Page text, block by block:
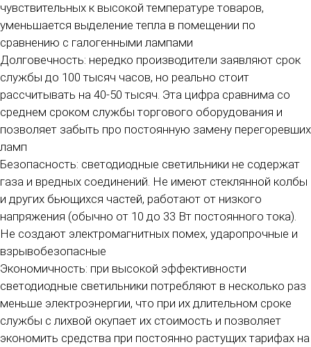
чувствительных к высокой температуре товаров,
уменьшается выделение тепла в помещении по
сравнению с галогенными лампами
Долговечность: нередко производители заявляют срок
службы до 100 тысяч часов, но реально стоит
рассчитывать на 40-50 тысяч. Эта цифра сравнима со
среднем сроком службы торгового оборудования и
позволяет забыть про постоянную замену перегоревших
ламп
Безопасность: светодиодные светильники не содержат
газа и вредных соединений. Не имеют стеклянной колбы
и других бьющихся частей, работают от низкого
напряжения (обычно от 10 до 33 Вт постоянного тока).
Не создают электромагнитных помех, ударопрочные и
взрывобезопасные
Экономичность: при высокой эффективности
светодиодные светильники потребляют в несколько раз
меньше электроэнергии, что при их длительном сроке
службы с лихвой окупает их стоимость и позволяет
экономить средства при постоянно растущих тарифах на